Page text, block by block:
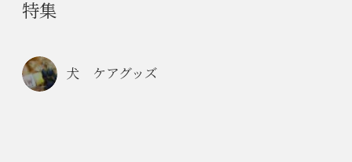
特集
犬 ケアグッズ